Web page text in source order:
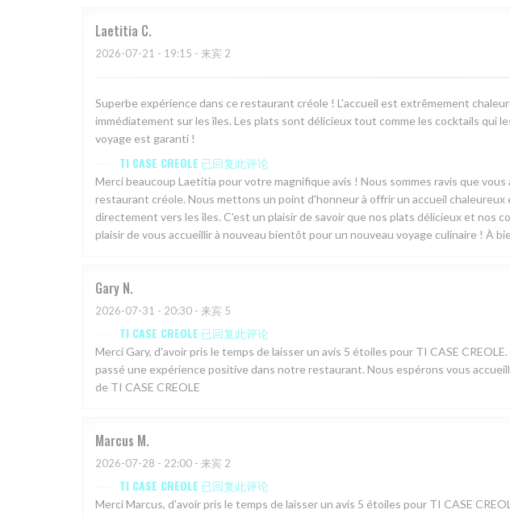
Laetitia C
2026-07-21 - 19:15 - 来宾 2
Superbe expérience dans ce restaurant créole ! L'accueil est extrêmement
immédiatement sur les îles. Les plats sont délicieux tout comme les cocktails qui
voyage est garanti !
TI CASE CREOLE 已回复此评论
Merci beaucoup Laetitia pour votre magnifique avis ! Nous sommes ravis que
restaurant créole. Nous mettons un point d'honneur à offrir un accueil
directement vers les îles. C'est un plaisir de savoir que nos plats délicieux et nos
plaisir de vous accueillir à nouveau bientôt pour un nouveau voyage culinaire ! À
Gary N
2026-07-31 - 20:30 - 来宾 5
TI CASE CREOLE 已回复此评论
Merci Gary, d'avoir pris le temps de laisser un avis 5 étoiles pour TI CASE
passé une expérience positive dans notre restaurant. Nous espérons vous
de TI CASE CREOLE
Marcus M
2026-07-28 - 22:00 - 来宾 2
TI CASE CREOLE 已回复此评论
Merci Marcus, d'avoir pris le temps de laisser un avis 5 étoiles pour TI CASE